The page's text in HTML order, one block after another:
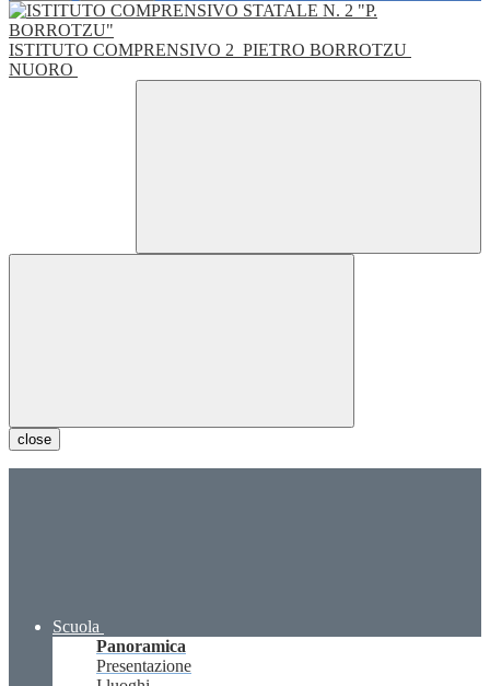
ISTITUTO COMPRENSIVO 2 PIETRO BORROTZU
NUORO
close
Scuola
Panoramica
Presentazione